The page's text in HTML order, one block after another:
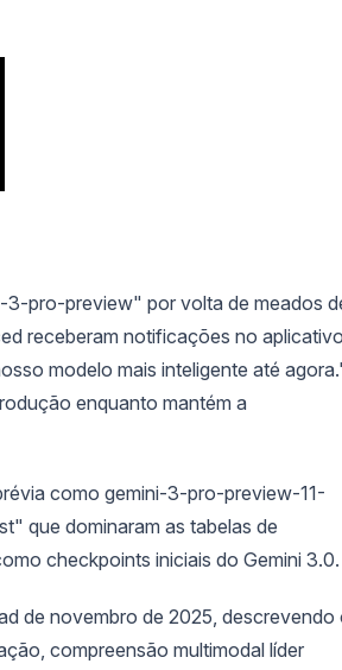
3-pro-preview" por volta de meados
receberam notificações no aplicativo
modelo mais inteligente até
enquanto mantém a
como gemini-3-pro-preview-11-
que dominaram as tabelas de
checkpoints iniciais do Gemini 3.0.
de novembro de 2025, descrevendo
compreensão multimodal líder